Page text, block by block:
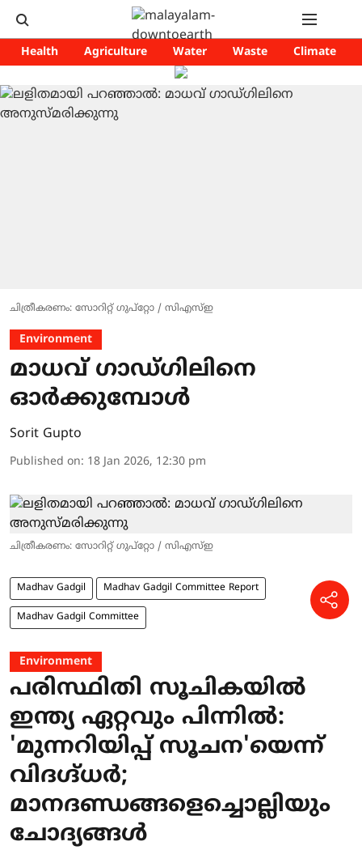
Health Agriculture Water Waste Climate
ചിത്രീകരണം: സോറിറ്റ് ഗുപ്റ്റോ / സിഎസ്ഇ
Environment
മാധവ് ഗാഡ്ഗിലിനെ
ഓർക്കുമ്പോൾ
Sorit Gupto
Published on: 18 Jan 2026, 12:30 pm
ചിത്രീകരണം: സോറിറ്റ് ഗുപ്റ്റോ / സിഎസ്ഇ
Madhav Gadgil Madhav Gadgil Committee Report
Madhav Gadgil Committee
Environment
പരിസ്ഥിതി സൂചികയിൽ
ഇന്ത്യ ഏറ്റവും പിന്നിൽ:
'മുന്നറിയിപ്പ് സൂചന'യെന്ന്
വിദഗ്ദ്ധർ;
മാനദണ്ഡങ്ങളെച്ചൊല്ലിയും
ചോദ്യങ്ങൾ